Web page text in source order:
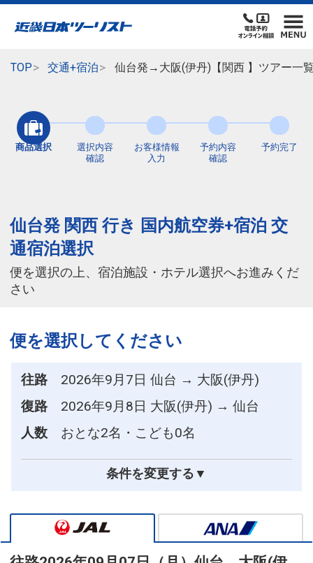
TOP 交通+宿泊 仙台発→大阪(伊丹)【関西 】ツアー一
商品選択
選択内容
確認
お客様情報
入力
予約内容
確認
予約完了
仙台発 関西 行き 国内航空券+宿泊 交
通宿泊選択
便を選択の上、宿泊施設・ホテル選択へお進みくだ
さい
便を選択してください
往路
2026年9月7日 仙台 → 大阪(伊丹)
復路
2026年9月8日 大阪(伊丹) → 仙台
人数
おとな2名・こども0名
条件を変更する▼